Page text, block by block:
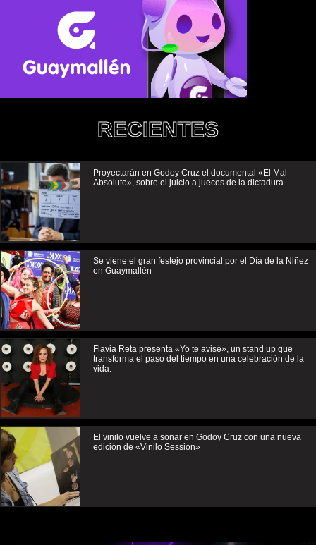
RECIENTES
Proyectarán en Godoy Cruz el documental «El Mal
Absoluto», sobre el juicio a jueces de la dictadura
Se viene el gran festejo provincial por el Día de la Niñez
en Guaymallén
Flavia Reta presenta «Yo te avisé», un stand up que
transforma el paso del tiempo en una celebración de la
vida.
El vinilo vuelve a sonar en Godoy Cruz con una nueva
edición de «Vinilo Session»